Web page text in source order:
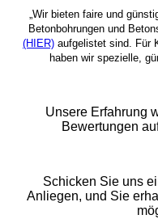
„Wir bieten faire und
Betonbohrungen und
(HIER) aufgelistet sind. Für
haben wir spezielle,
Unsere Erfahrung
Bewertungen
Schicken Sie uns
Anliegen, und Sie